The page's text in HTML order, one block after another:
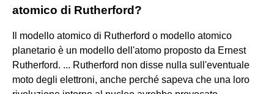
atomico di Rutherford?
Il modello atomico di Rutherford o modello atomico
planetario è un modello dell'atomo proposto da Ernest
Rutherford. ... Rutherford non disse nulla sull'eventuale
moto degli elettroni, anche perché sapeva che una loro